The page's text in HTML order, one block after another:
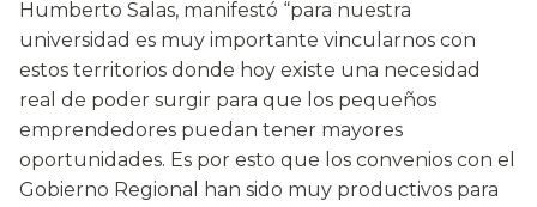
Humberto Salas, manifestó “para nuestra
universidad es muy importante vincularnos con
estos territorios donde hoy existe una necesidad
real de poder surgir para que los pequeños
emprendedores puedan tener mayores
oportunidades. Es por esto que los convenios con el
Gobierno Regional han sido muy productivos para